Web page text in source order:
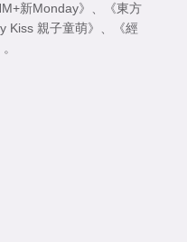
新Monday》 、
《東方
Kiss 親子童萌》 、
《經
。